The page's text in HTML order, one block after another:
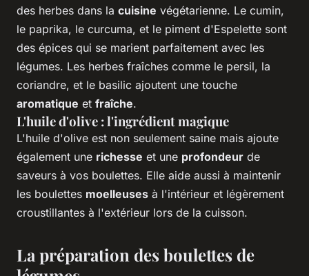
des herbes dans la cuisine végétarienne. Le cumin,
le paprika, le curcuma, et le piment d'Espelette sont
des épices qui se marient parfaitement avec les
légumes. Les herbes fraîches comme le persil, la
coriandre, et le basilic ajoutent une touche
aromatique et fraîche.
L'huile d'olive : l'ingrédient magique
L'huile d'olive est non seulement saine mais ajoute
également une richesse et une profondeur de
saveurs à vos boulettes. Elle aide aussi à maintenir
les boulettes moelleuses à l'intérieur et légèrement
croustillantes à l'extérieur lors de la cuisson.
La préparation des boulettes de